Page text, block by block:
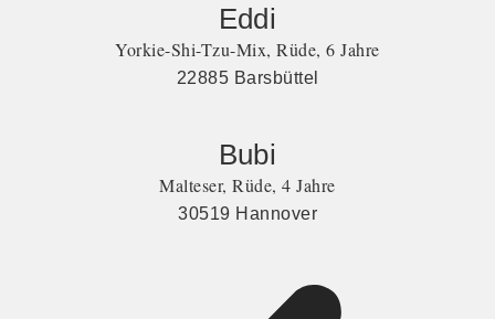
Eddi
Yorkie-Shi-Tzu-Mix, Rüde, 6 Jahre
22885 Barsbüttel
Bubi
Malteser, Rüde, 4 Jahre
30519 Hannover